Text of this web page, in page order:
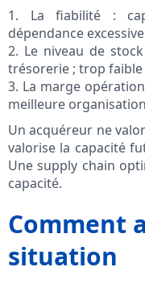
1. La fiabilité :
dépendance
2. Le niveau de
trésorerie ; trop
3. La marge
meilleure
Un acquéreur ne
valorise la capacité
Une supply chain
capacité.
Comment
situation